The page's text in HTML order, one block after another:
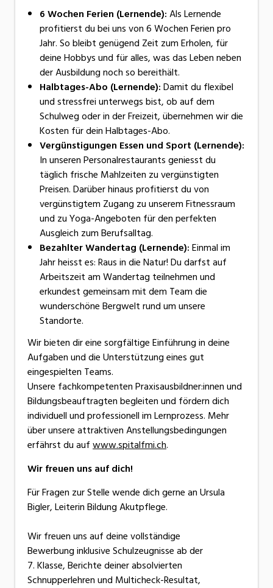
6 Wochen Ferien (Lernende):Als Lernende
profitierst du bei uns von 6 Wochen Ferien pro
Jahr. So bleibt genügend Zeit zum Erholen, für
deine Hobbys und für alles, was das Leben neben
der Ausbildung noch so bereithält.
Halbtages-Abo (Lernende):Damit du flexibel
und stressfrei unterwegs bist, ob auf dem
Schulweg oder in der Freizeit, übernehmen wir die
Kosten für dein Halbtages-Abo.
Vergünstigungen Essen und Sport (Lernende):
In unseren Personalrestaurants geniesst du
täglich frische Mahlzeiten zu vergünstigten
Preisen. Darüber hinaus profitierst du von
vergünstigtem Zugang zu unserem Fitnessraum
und zu Yoga-Angeboten für den perfekten
Ausgleich zum Berufsalltag.
Bezahlter Wandertag (Lernende):Einmal im
Jahr heisst es: Raus in die Natur! Du darfst auf
Arbeitszeit am Wandertag teilnehmen und
erkundest gemeinsam mit dem Team die
wunderschöne Bergwelt rund um unsere
Standorte.
Wir bieten dir eine sorgfältige Einführung in deine
Aufgaben und die Unterstützung eines gut
eingespielten Teams.
Unsere fachkompetenten Praxisausbildner:innen und
Bildungsbeauftragten begleiten und fördern dich
individuell und professionell im Lernprozess. Mehr
über unsere attraktiven Anstellungsbedingungen
erfährst du aufwww.spitalfmi.ch.
Wir freuen uns auf dich!
Für Fragen zur Stelle wende dich gerne an Ursula
Bigler, Leiterin Bildung Akutpflege.
Wir freuen uns auf deine vollständige
Bewerbung inklusive Schulzeugnisse ab der
7. Klasse, Berichte deiner absolvierten
Schnupperlehren und Multicheck-Resultat,